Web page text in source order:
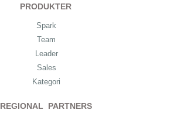
PRODUKTER
Spark
Team
Leader
Sales
Kategori
REGIONAL PARTNERS